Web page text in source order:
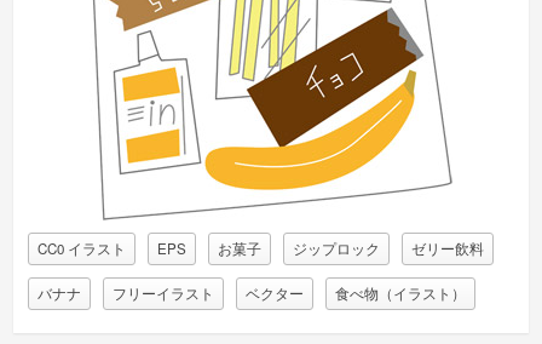
CC0 イラスト EPS お菓子 ジップロック ゼリー飲料
バナナ フリーイラスト ベクター 食べ物（イラスト）